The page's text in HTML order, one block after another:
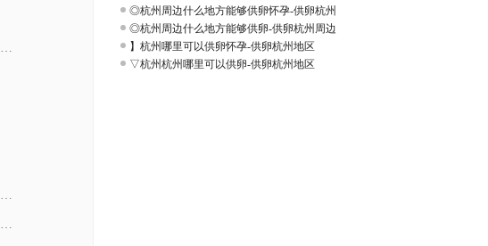
▲杭州周边那个位置可以供卵怀孕-供卵杭州周边
★杭州地区那个位置可以供卵怀孕-供卵杭州周边
▽杭州地区什么地方能够供卵怀孕-供卵杭州地区
◎杭州周边什么地方能够供卵怀孕-供卵杭州
◎杭州周边什么地方能够供卵-供卵杭州周边
】杭州哪里可以供卵怀孕-供卵杭州地区
▽杭州杭州哪里可以供卵-供卵杭州地区